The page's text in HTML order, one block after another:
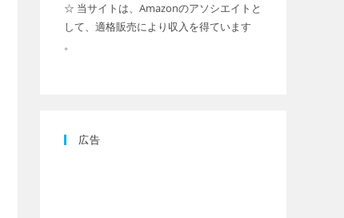
☆ 当サイトは、Amazonのアソシエイトと
して、適格販売により収入を得ています
。
広告